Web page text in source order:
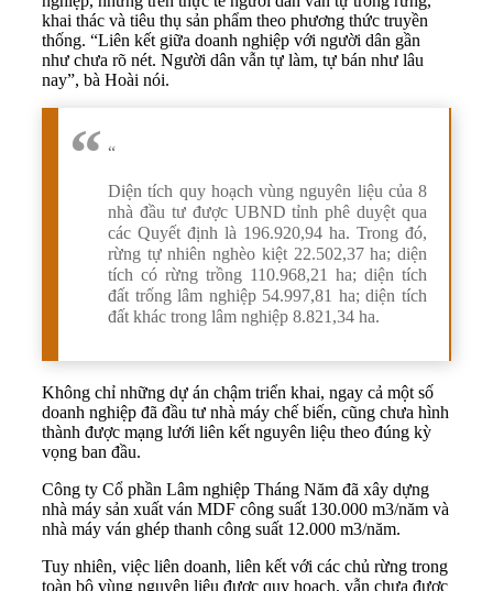
khai thác và tiêu thụ sản phẩm theo phương thức truyền
thống. “Liên kết giữa doanh nghiệp với người dân gần
như chưa rõ nét. Người dân vẫn tự làm, tự bán như lâu
nay”, bà Hoài nói.
“
Diện tích quy hoạch vùng nguyên liệu của 8
nhà đầu tư được UBND tỉnh phê duyệt qua
các Quyết định là 196.920,94 ha. Trong đó,
rừng tự nhiên nghèo kiệt 22.502,37 ha; diện
tích có rừng trồng 110.968,21 ha; diện tích
đất trống lâm nghiệp 54.997,81 ha; diện tích
đất khác trong lâm nghiệp 8.821,34 ha.
Không chỉ những dự án chậm triển khai, ngay cả một số
doanh nghiệp đã đầu tư nhà máy chế biến, cũng chưa hình
thành được mạng lưới liên kết nguyên liệu theo đúng kỳ
vọng ban đầu.
Công ty Cổ phần Lâm nghiệp Tháng Năm đã xây dựng
nhà máy sản xuất ván MDF công suất 130.000 m3/năm và
nhà máy ván ghép thanh công suất 12.000 m3/năm.
Tuy nhiên, việc liên doanh, liên kết với các chủ rừng trong
toàn bộ vùng nguyên liệu được quy hoạch, vẫn chưa được